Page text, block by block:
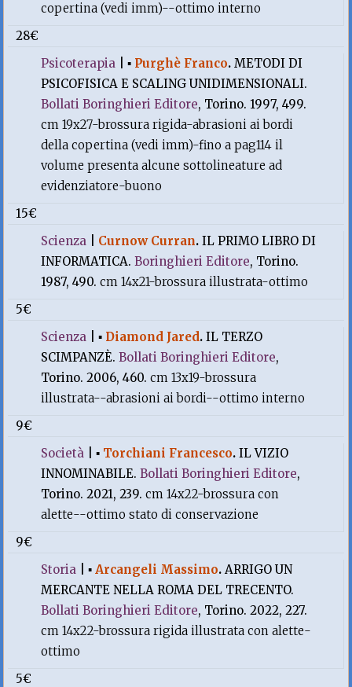
copertina (vedi imm)--ottimo interno
28€
Psicoterapia |▪ Purghè Franco.METODI DI
PSICOFISICA E SCALING UNIDIMENSIONALI.
Bollati Boringhieri Editore, Torino. 1997, 499.
cm 19x27-brossura rigida-abrasioni ai bordi
della copertina (vedi imm)-fino a pag114 il
volume presenta alcune sottolineature ad
evidenziatore-buono
15€
Scienza
Curnow Curran.IL PRIMO LIBRO DI
INFORMATICA.Boringhieri Editore, Torino.
1987, 490.cm 14x21-brossura illustrata-ottimo
5€
Scienza |▪ Diamond Jared.IL TERZO
SCIMPANZÈ.Bollati Boringhieri Editore,
Torino. 2006, 460.cm 13x19-brossura
illustrata--abrasioni ai bordi--ottimo interno
9€
Società |▪ Torchiani Francesco.IL VIZIO
INNOMINABILE.Bollati Boringhieri Editore,
Torino. 2021, 239.cm 14x22-brossura con
alette--ottimo stato di conservazione
9€
Storia |▪Arcangeli Massimo.ARRIGO UN
MERCANTE NELLA ROMA DEL TRECENTO.
Bollati Boringhieri Editore, Torino. 2022, 227.
cm 14x22-brossura rigida illustrata con alette-
ottimo
5€